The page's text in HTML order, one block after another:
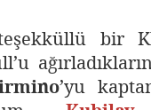
bir
’yu